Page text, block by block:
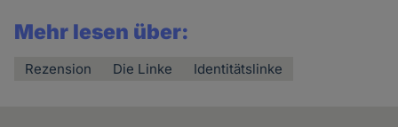
Mehr lesen über:
Rezension Die Linke Identitätslinke